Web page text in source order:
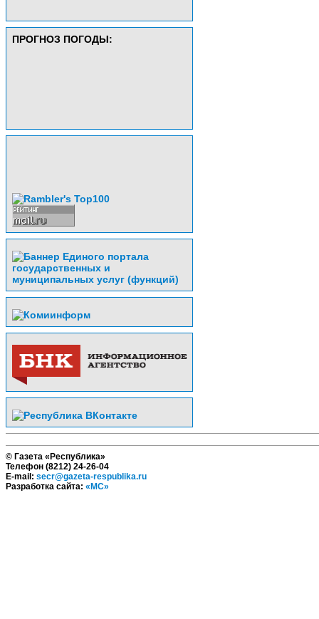
ПРОГНОЗ ПОГОДЫ:
© Газета «Республика»
Телефон (8212) 24-26-04
E-mail: secr@gazeta-respublika.ru
Разработка сайта: «МС»